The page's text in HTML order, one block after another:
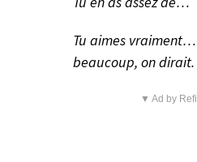
Tu aimes
beaucoup, on dirait.
▼ Ad by